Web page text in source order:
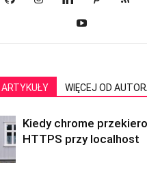
ARTYKUŁY WIĘCEJ OD
Kiedy chrome
HTTPS przy localhost